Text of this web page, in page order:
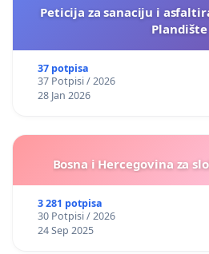
Peticija za sanaciju i
Plandište
37 potpisa
37 Potpisi / 2026
28 Jan 2026
Bosna i Hercegovina za
3 281 potpisa
30 Potpisi / 2026
24 Sep 2025